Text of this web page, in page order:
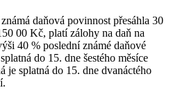
daňová povinnost přesáhla 30
00 Kč, platí zálohy na daň na
40 % poslední známé daňové
do 15. dne šestého měsíce
je splatná do 15. dne dvanáctého